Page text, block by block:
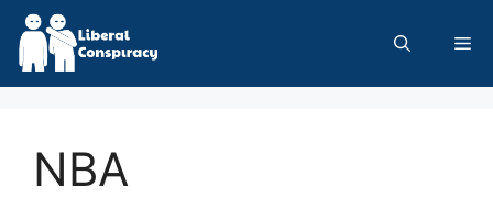
Skip
content
NBA